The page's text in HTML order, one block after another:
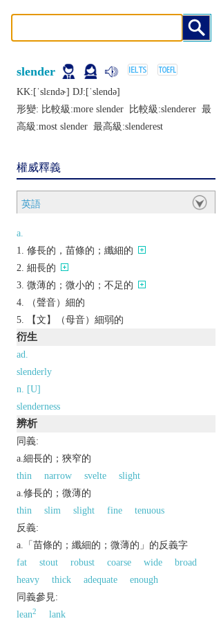
slender
KK:[ˈslɛndɚ] DJ:[ˈslеndǝ]
形變: 比較級:more slender 比較級:slenderer 最
高級:most slender 最高級:slenderest
權威釋義
英語
a.
修長的，苗條的；纖細的
細長的
微薄的；微小的；不足的
（聲音）細的
【文】（母音）細弱的
衍生
ad.
slenderly
n. [U]
slenderness
辨析
同義:
a.細長的；狹窄的
thin
narrow svelte
slight
a.修長的；微薄的
thin
slim slight fine
tenuous
反義:
a.「苗條的；纖細的；微薄的」的反義字
fat
stout robust coarse wide
broad
heavy
thick adequate
enough
同義參見:
lean2 lank